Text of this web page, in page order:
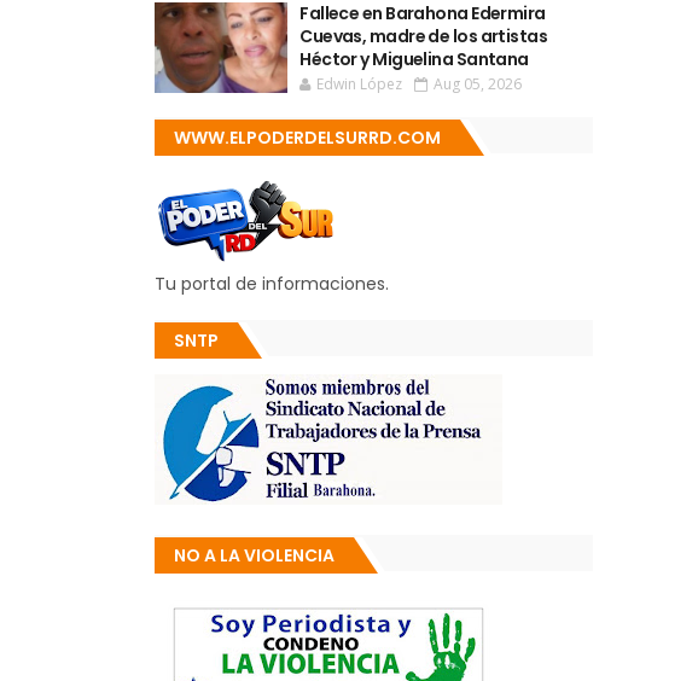
Fallece en Barahona Edermira
Cuevas, madre de los artistas
Héctor y Miguelina Santana
Edwin López Aug 05, 2026
WWW.ELPODERDELSURRD.COM
Tu portal de informaciones.
SNTP
NO A LA VIOLENCIA